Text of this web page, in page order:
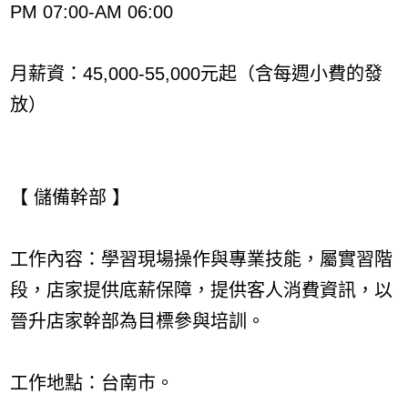
PM 07:00-AM 06:00
月薪資：45,000-55,000元起（含每週小費的發
放）
【 儲備幹部 】
工作內容：學習現場操作與專業技能，屬實習階
段，店家提供底薪保障，提供客人消費資訊，以
晉升店家幹部為目標參與培訓。
工作地點：台南市。